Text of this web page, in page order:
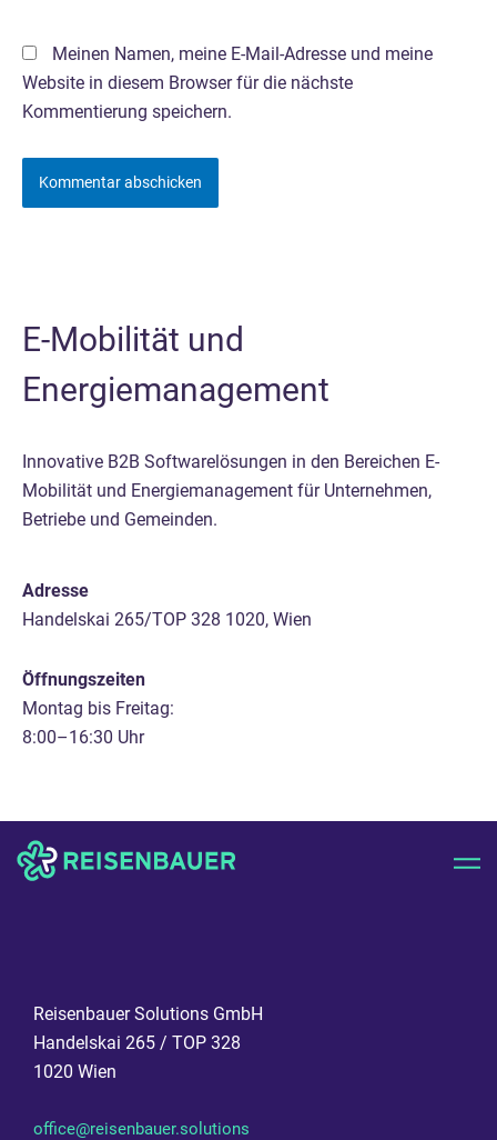
Meinen Namen, meine E-Mail-Adresse und meine
Website in diesem Browser für die nächste
Kommentierung speichern.
E-Mobilität und
Energiemanagement
Innovative B2B Softwarelösungen in den Bereichen E-
Mobilität und Energiemanagement für Unternehmen,
Betriebe und Gemeinden.
Adresse
Handelskai 265/TOP 328 1020, Wien
Öffnungszeiten
Montag bis Freitag:
8:00–16:30 Uhr
Reisenbauer Solutions GmbH
Handelskai 265 / TOP 328
1020 Wien
office@reisenbauer.solutions